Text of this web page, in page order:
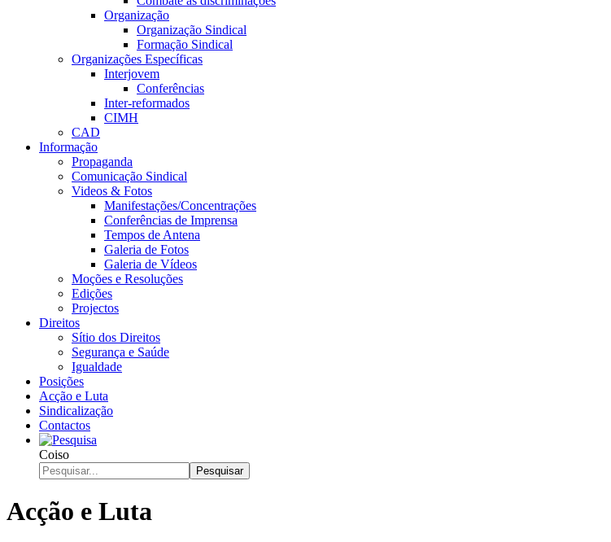
Organização
Organização Sindical
Formação Sindical
Organizações Específicas
Interjovem
Conferências
Inter-reformados
CIMH
CAD
Informação
Propaganda
Comunicação Sindical
Videos & Fotos
Manifestações/Concentrações
Conferências de Imprensa
Tempos de Antena
Galeria de Fotos
Galeria de Vídeos
Moções e Resoluções
Edições
Projectos
Direitos
Sítio dos Direitos
Segurança e Saúde
Igualdade
Posições
Acção e Luta
Sindicalização
Contactos
Coiso
Pesquisar
Acção e Luta